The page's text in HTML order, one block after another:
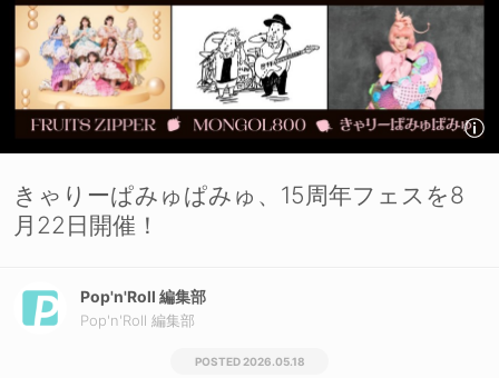
きゃりーぱみゅぱみゅ、15周年フェスを8
月22日開催！
Pop'n'Roll 編集部
Pop'n'Roll 編集部
2026.05.18